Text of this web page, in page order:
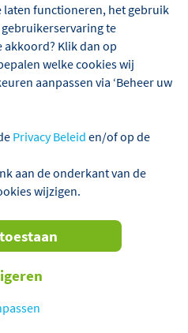
uw vakantie!
laten functioneren, het gebruik
te
Klik dan op
welke cookies wij
aanpassen via ‘Beheer uw
Privacy Beleid en/of op de
aan de onderkant van de
wijzigen.